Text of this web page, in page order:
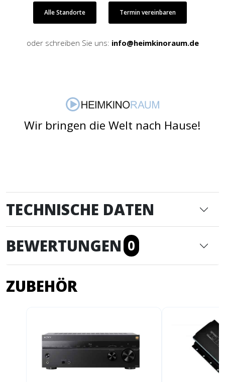
Alle Standorte Termin vereinbaren
oder schreiben Sie uns: info@heimkinoraum.de
Wir bringen die Welt nach Hause!
TECHNISCHE DATEN
BEWERTUNGEN 0
ZUBEHÖR